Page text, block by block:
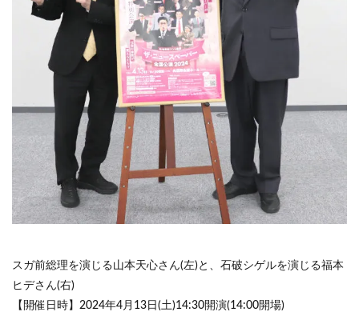
スガ前総理を演じる山本天心さん(左)と、石破シゲルを演じる福本
ヒデさん(右)
【開催日時】2024年4月13日(土)14:30開演(14:00開場)